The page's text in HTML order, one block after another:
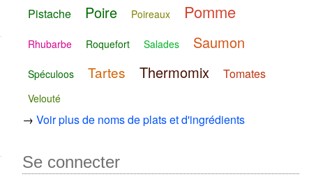
Pistache Poire Poireaux Pomme
Rhubarbe Roquefort Salades Saumon
Spéculoos Tartes Thermomix Tomates
Velouté
→Voir plus de noms de plats et d'ingrédients
Se connecter